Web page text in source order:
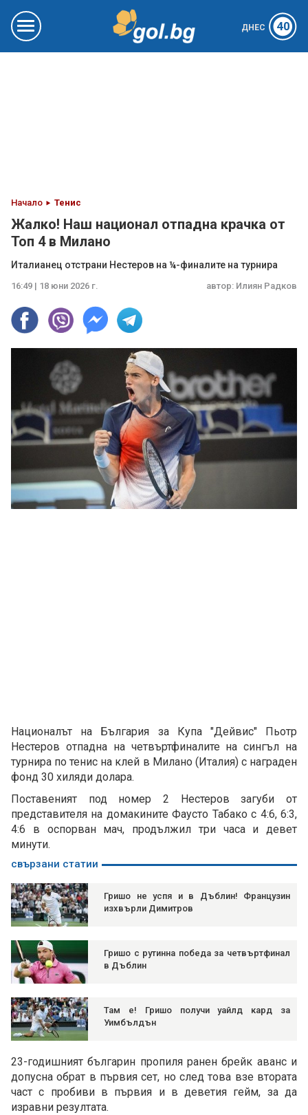
ДНЕС 40
Начало Тенис
Жалко! Наш национал отпадна крачка от
Топ 4 в Милано
Италианец отстрани Нестеров на ¼-финалите на турнира
16:49 | 18 юни 2026 г. автор: Илиян Радков
Националът на България за Купа "Дейвис" Пьотр
Нестеров отпадна на четвъртфиналите на сингъл на
турнира по тенис на клей в Милано (Италия) с награден
фонд 30 хиляди долара.
Поставеният под номер 2 Нестеров загуби от
представителя на домакините Фаусто Табако с 4:6, 6:3,
4:6 в оспорван мач, продължил три часа и девет
минути.
свързани статии
Гришо не успя и в Дъблин! Французин
изхвърли Димитров
Гришо с рутинна победа за четвъртфинал
в Дъблин
Там е! Гришо получи уайлд кард за
Уимбълдън
23-годишният българин пропиля ранен брейк аванс и
допусна обрат в първия сет, но след това взе втората
част с пробиви в първия и в деветия гейм, за да
изравни резултата.